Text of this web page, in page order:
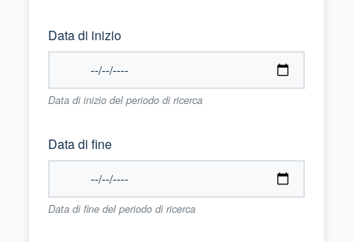
Data di inizio
Data di inizio del periodo di ricerca
Data di fine
Data di fine del periodo di ricerca